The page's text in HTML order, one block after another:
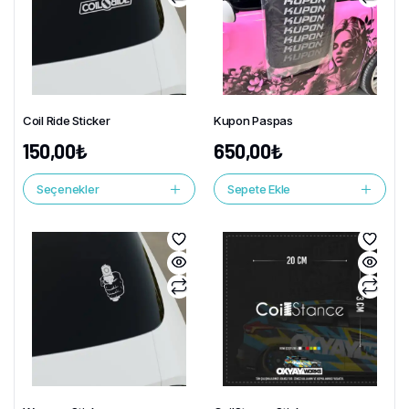
Coil Ride Sticker
150,00₺
Seçenekler
Kupon Paspas
650,00₺
Sepete Ekle